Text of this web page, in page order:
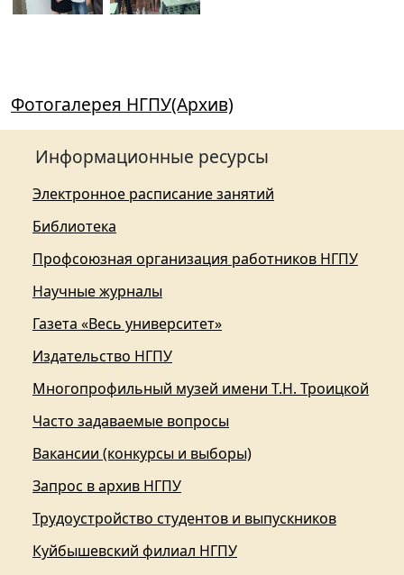
Фотогалерея НГПУ(Архив)
Информационные ресурсы
Электронное расписание занятий
Библиотека
Профсоюзная организация работников НГПУ
Научные журналы
Газета «Весь университет»
Издательство НГПУ
Многопрофильный музей имени Т.Н. Троицкой
Часто задаваемые вопросы
Вакансии (конкурсы и выборы)
Запрос в архив НГПУ
Трудоустройство студентов и выпускников
Куйбышевский филиал НГПУ